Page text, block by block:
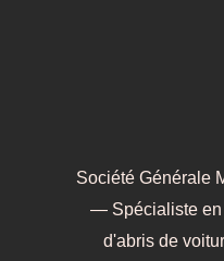
Société Générale
— Spécialiste en
d'abris de